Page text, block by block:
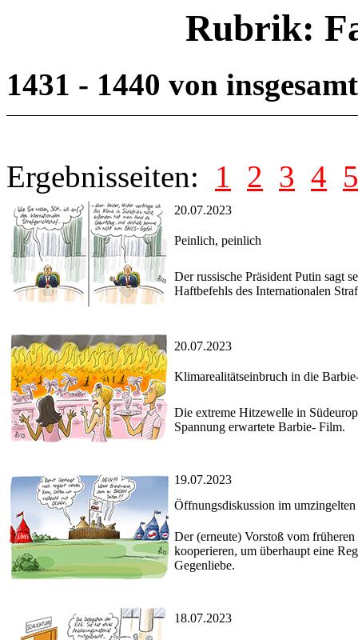
Rubrik:
1431 - 1440 von
Ergebnisseiten: 1 2 3 4 5
20.07.2023
Peinlich, peinlich
Der russische Präsident Putin sagt
Haftbefehls des Internationalen
20.07.2023
Klimarealitätseinbruch in die
Die extreme Hitzewelle in
Spannung erwartete Barbie- Film.
19.07.2023
Öffnungsdiskussion im
Der (erneute) Vorstoß vom
kooperieren, um überhaupt eine
Gegenliebe.
18.07.2023